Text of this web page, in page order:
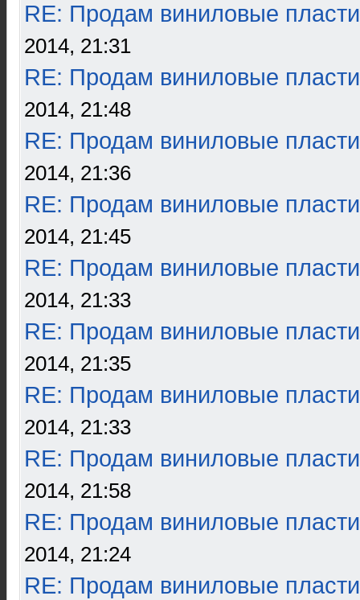
RE: Продам виниловые
2014, 21:31
RE: Продам виниловые
2014, 21:48
RE: Продам виниловые
2014, 21:36
RE: Продам виниловые
2014, 21:45
RE: Продам виниловые
2014, 21:33
RE: Продам виниловые
2014, 21:35
RE: Продам виниловые
2014, 21:33
RE: Продам виниловые
2014, 21:58
RE: Продам виниловые
2014, 21:24
RE: Продам виниловые